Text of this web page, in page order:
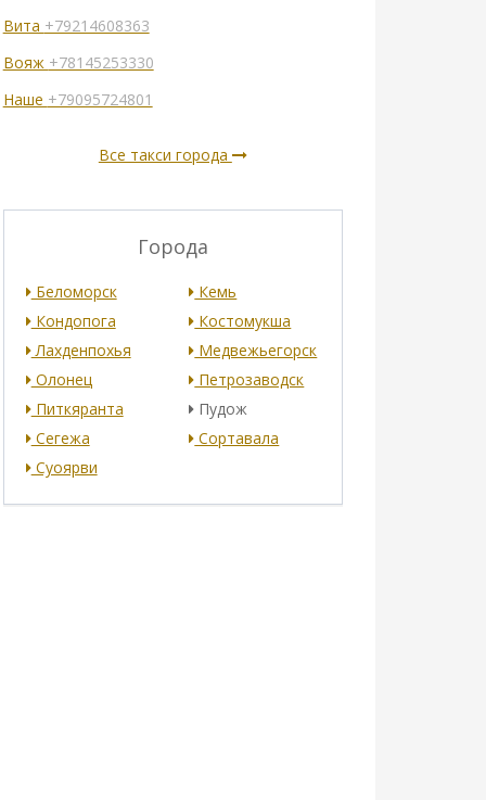
Вита +79214608363
Вояж +78145253330
Наше +79095724801
Все такси города
Города
Беломорск
Кемь
Кондопога
Костомукша
Лахденпохья
Медвежьегорск
Олонец
Петрозаводск
Питкяранта
Пудож
Сегежа
Сортавала
Суоярви